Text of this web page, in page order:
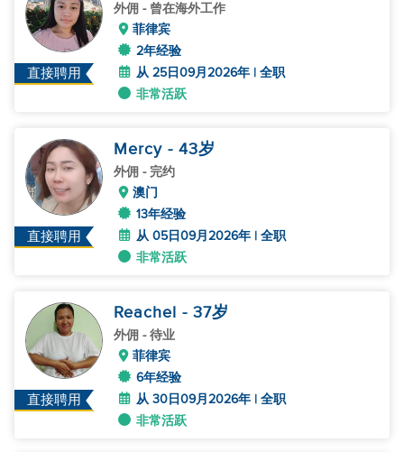
直接聘用
外佣 - 曾在海外工作
菲律宾
2年经验
从 25日09月2026年 | 全职
非常活跃
直接聘用
Mercy - 43岁
外佣 - 完约
澳门
13年经验
从 05日09月2026年 | 全职
非常活跃
直接聘用
Reachel - 37岁
外佣 - 待业
菲律宾
6年经验
从 30日09月2026年 | 全职
非常活跃